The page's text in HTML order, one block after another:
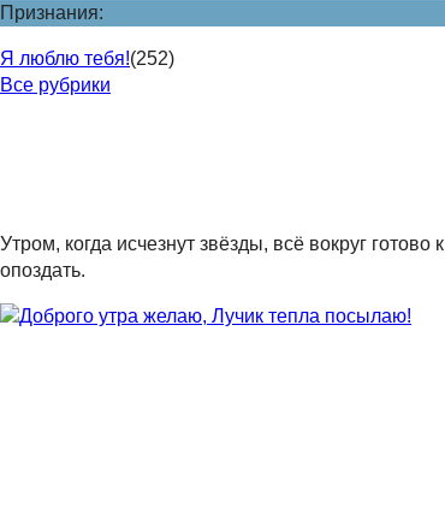
Признания:
Я люблю тебя!(252)
Все рубрики
Утром, когда исчезнут звёзды, всё вокруг
опоздать.